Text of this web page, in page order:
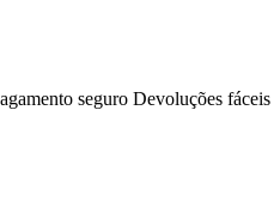
seguro Devoluções fáceis